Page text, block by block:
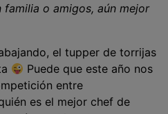
o amigos, aún mejor
el tupper de torrijas
Puede que este año nos
entre
es el mejor chef de